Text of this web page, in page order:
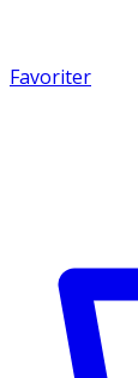
Favoriter